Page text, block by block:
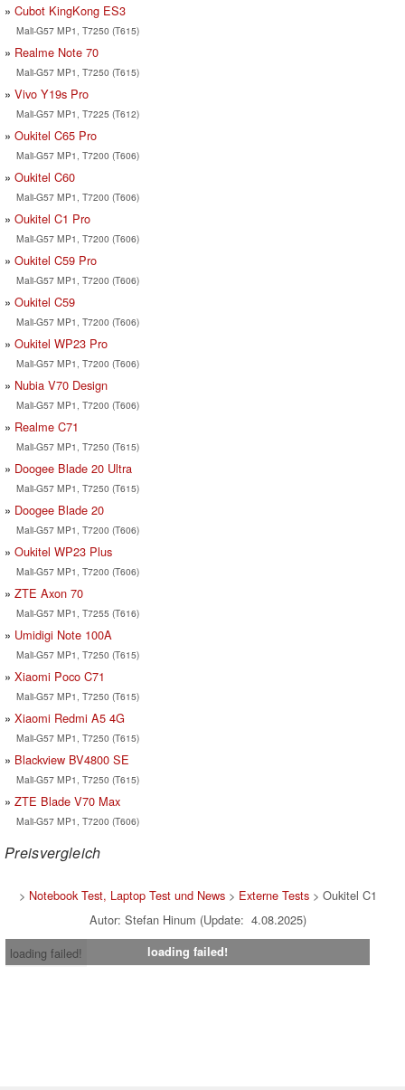
Cubot KingKong ES3
Mali-G57 MP1, T7250 (T615)
Realme Note 70
Mali-G57 MP1, T7250 (T615)
Vivo Y19s Pro
Mali-G57 MP1, T7225 (T612)
Oukitel C65 Pro
Mali-G57 MP1, T7200 (T606)
Oukitel C60
Mali-G57 MP1, T7200 (T606)
Oukitel C1 Pro
Mali-G57 MP1, T7200 (T606)
Oukitel C59 Pro
Mali-G57 MP1, T7200 (T606)
Oukitel C59
Mali-G57 MP1, T7200 (T606)
Oukitel WP23 Pro
Mali-G57 MP1, T7200 (T606)
Nubia V70 Design
Mali-G57 MP1, T7200 (T606)
Realme C71
Mali-G57 MP1, T7250 (T615)
Doogee Blade 20 Ultra
Mali-G57 MP1, T7250 (T615)
Doogee Blade 20
Mali-G57 MP1, T7200 (T606)
Oukitel WP23 Plus
Mali-G57 MP1, T7200 (T606)
ZTE Axon 70
Mali-G57 MP1, T7255 (T616)
Umidigi Note 100A
Mali-G57 MP1, T7250 (T615)
Xiaomi Poco C71
Mali-G57 MP1, T7250 (T615)
Xiaomi Redmi A5 4G
Mali-G57 MP1, T7250 (T615)
Blackview BV4800 SE
Mali-G57 MP1, T7250 (T615)
ZTE Blade V70 Max
Mali-G57 MP1, T7200 (T606)
Preisvergleich
> Notebook Test, Laptop Test und News > Externe Tests > Oukitel C1
Autor: Stefan Hinum (Update: 4.08.2025)
loading failed!
loading failed!